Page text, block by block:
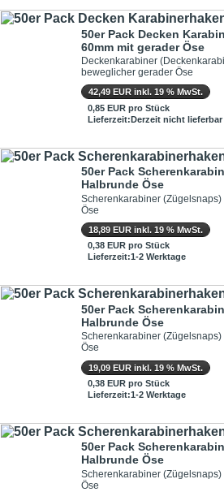
50er Pack Decken
60mm mit gerader Öse
Deckenkarabiner
beweglicher gerader Öse
42,49 EUR inkl. 19 % MwSt.
0,85 EUR pro Stück
Lieferzeit:Derzeit nicht lieferbar
50er Pack
Halbrunde Öse
Scherenkarabiner
Öse
18,89 EUR inkl. 19 % MwSt.
0,38 EUR pro Stück
Lieferzeit:1-2 Werktage
50er Pack
Halbrunde Öse
Scherenkarabiner
Öse
19,09 EUR inkl. 19 % MwSt.
0,38 EUR pro Stück
Lieferzeit:1-2 Werktage
50er Pack
Halbrunde Öse
Scherenkarabiner
Öse